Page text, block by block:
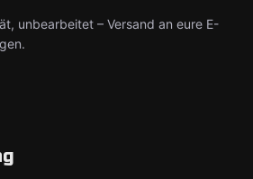
unbearbeitet – Versand an eure E-